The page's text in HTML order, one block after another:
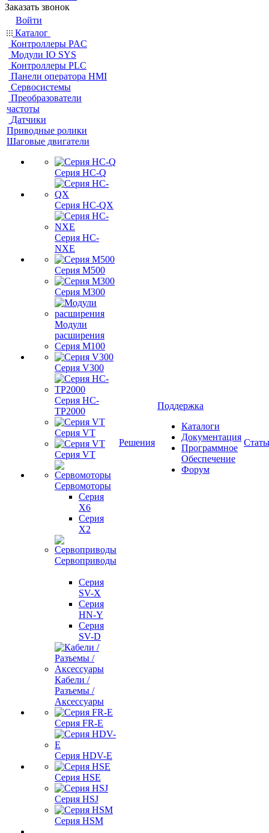
Заказать звонок
Войти
Каталог
Контроллеры PAC
Модули IO SYS
Контроллеры PLC
Панели оператора HMI
Сервосистемы
Преобразователи
частоты
Датчики
Приводные ролики
Шаговые двигатели
Серия HC-Q
Серия HC-QX
Серия HC-
NXE
Серия M500
Серия M300
Модули
расширения
Серия M100
Серия V300
Серия HC-
TP2000
Серия VT
Серия VT
Сервомоторы
Серия
X6
Серия
X2
Сервоприводы
Серия
SV-X
Серия
HN-Y
Серия
SV-D
Кабели /
Разъемы /
Аксессуары
Серия FR-E
Серия HDV-E
Серия HSE
Серия HSJ
Серия HSM
Решения
Поддержка
Каталоги
Документация
Программное
Обеспечение
Форум